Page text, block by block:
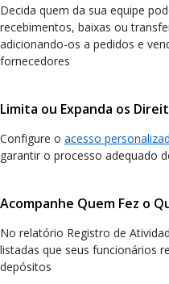
Decida quem da sua equipe
recebimentos, baixas ou
adicionando-os a pedidos e
fornecedores
Limita ou Expanda os
Configure o acesso
garantir o processo adequado
Acompanhe Quem Fez o
No relatório Registro de
listadas que seus funcionários
depósitos